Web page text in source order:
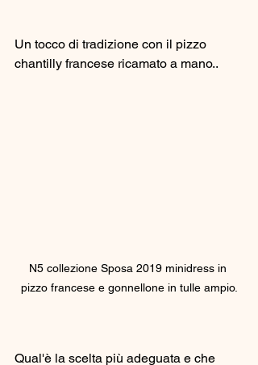
Un tocco di tradizione con il pizzo
chantilly francese ricamato a mano..
N5 collezione Sposa 2019 minidress in
pizzo francese e gonnellone in tulle ampio.
Qual'è la scelta più adeguata e che